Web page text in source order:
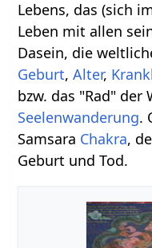
Lebens, das (sich
Leben mit allen
Dasein, die
Geburt,Alter,
bzw. das "Rad" der
Seelenwanderung.
Samsara Chakra,
Geburt und Tod.